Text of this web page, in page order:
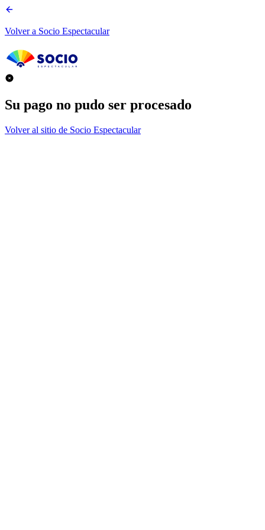
Volver a Socio Espectacular
Su pago no pudo ser procesado
Volver al sitio de Socio Espectacular